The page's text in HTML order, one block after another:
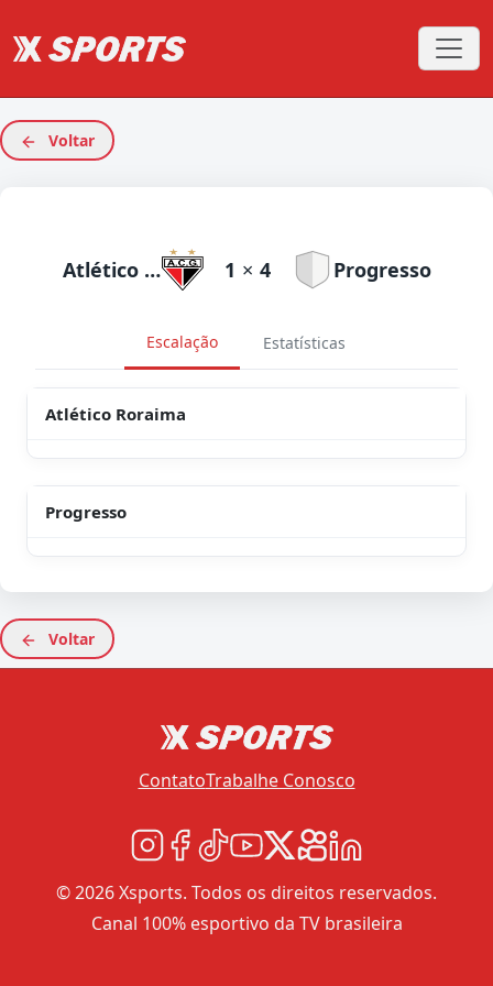
Voltar
Atlético Roraima 1 × 4 Progresso
Escalação Estatísticas
Atlético Roraima
Progresso
Voltar
ContatoTrabalhe Conosco
© 2026 Xsports. Todos os direitos reservados.
Canal 100% esportivo da TV brasileira